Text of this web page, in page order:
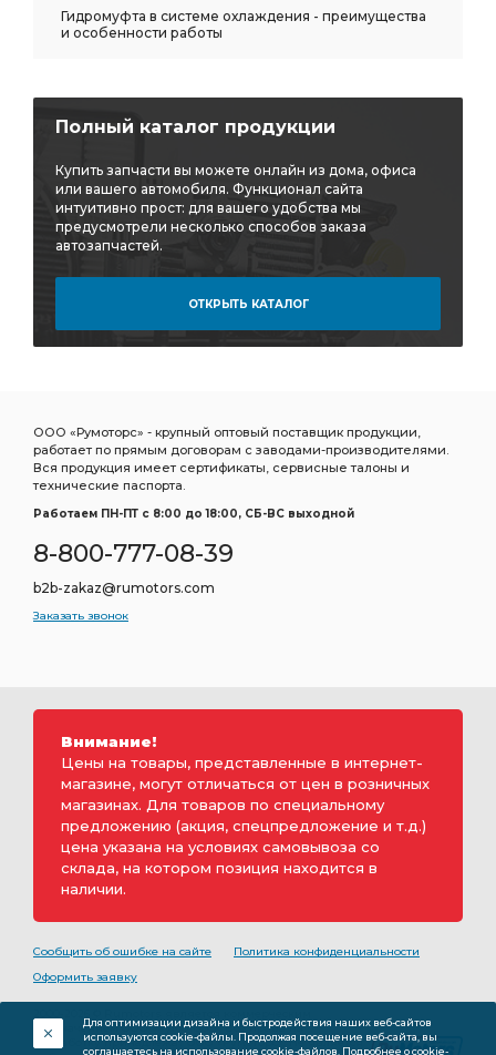
Гидромуфта в системе охлаждения - преимущества
и особенности работы
Полный каталог продукции
Купить запчасти вы можете онлайн из дома, офиса
или вашего автомобиля. Функционал сайта
интуитивно прост: для вашего удобства мы
предусмотрели несколько способов заказа
автозапчастей.
ОТКРЫТЬ КАТАЛОГ
ООО «Румоторс» - крупный оптовый поставщик продукции,
работает по прямым договорам с заводами-производителями.
Вся продукция имеет сертификаты, сервисные талоны и
технические паспорта.
Работаем ПН-ПТ c 8:00 до 18:00, СБ-ВС выходной
8-800-777-08-39
b2b-zakaz@rumotors.com
Заказать звонок
Внимание!
Цены на товары, представленные в интернет-
магазине, могут отличаться от цен в розничных
магазинах. Для товаров по специальному
предложению (акция, спецпредложение и т.д.)
цена указана на условиях самовывоза со
склада, на котором позиция находится в
наличии.
Сообщить об ошибке на сайте
Политика конфиденциальности
Оформить заявку
обозначением ООО «РуМоторс». Все права на
разработку принадлежат ООО «Румоторс». Не является
Для оптимизации дизайна и быстродействия наших веб-сайтов
используются cookie-файлы. Продолжая посещение веб-сайта, вы
соглашаетесь на использование cookie-файлов. Подробнее о cookie-